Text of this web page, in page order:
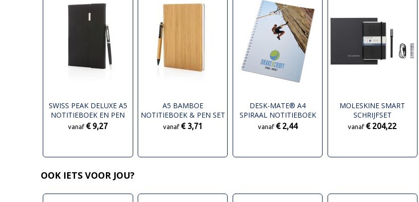
SWISS PEAK DELUXE A5
NOTITIEBOEK EN PEN
SET
vanaf € 9,27
A5 BAMBOE
NOTITIEBOEK & PEN SET
vanaf € 3,71
DESK-MATE® A4
SPIRAAL NOTITIEBOEK
vanaf € 2,44
MOLESKINE SMART
SCHRIJFSET
vanaf€ 204,22
OOK IETS VOOR JOU?